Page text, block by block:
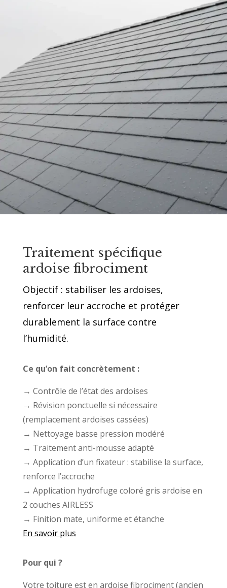
Traitement spécifique
ardoise fibrociment
Objectif : stabiliser les ardoises,
renforcer leur accroche et protéger
durablement la surface contre
l’humidité.
Ce qu’on fait concrètement :
→ Contrôle de l’état des ardoises
→ Révision ponctuelle si nécessaire
(remplacement ardoises cassées)
→ Nettoyage basse pression modéré
→ Traitement anti-mousse adapté
→ Application d’un fixateur : stabilise la surface,
renforce l’accroche
→ Application hydrofuge coloré gris ardoise en
2 couches AIRLESS
→ Finition mate, uniforme et étanche
En savoir plus
Pour qui ?
Votre toiture est en ardoise fibrociment (ancien